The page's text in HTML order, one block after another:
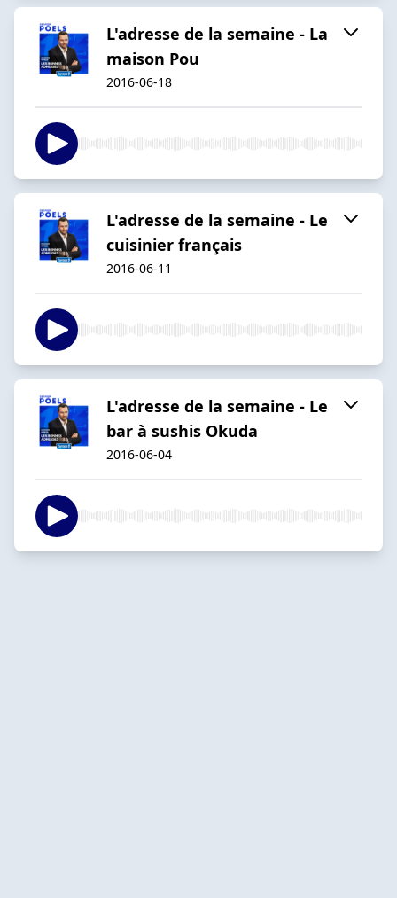
L'adresse de la semaine - La
maison Pou
2016-06-18
L'adresse de la semaine - Le
cuisinier français
2016-06-11
L'adresse de la semaine - Le
bar à sushis Okuda
2016-06-04